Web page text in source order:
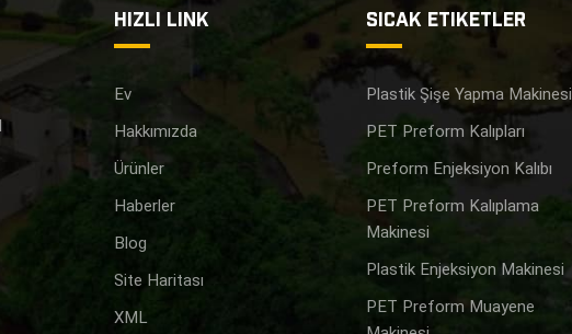
HIZLI LINK
Ev
Hakkımızda
Ürünler
Haberler
Blog
Site Haritası
XML
SICAK ETIKETLER
Plastik Şişe Yapma Makinesi
PET Preform Kalıpları
Preform Enjeksiyon Kalıbı
PET Preform Kalıplama
Makinesi
Plastik Enjeksiyon Makinesi
PET Preform Muayene